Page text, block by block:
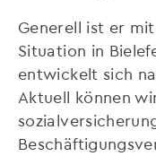
Generell ist er
Situation in
entwickelt sich
Aktuell können